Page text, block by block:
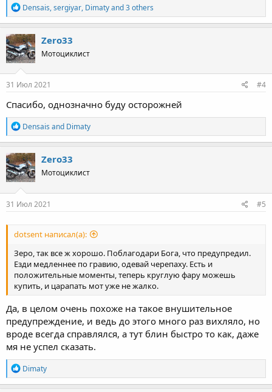
R
e
a
c
t
i
o
n
s
Densais,sergiyar, Dimatyand 3 others
Zero33
Мотоциклист
31 Июл 2021 #4
Спасибо, однозначно буду осторожней
R
e
a
c
t
i
o
n
s
Densais and Dimaty
Zero33
Мотоциклист
31 Июл 2021 #5
dotsent написал(а):
Зеро, так все ж хорошо. Поблагодари Бога, что предупредил.
Езди медленнее по гравию, одевай черепаху. Есть и
положительные моменты, теперь круглую фару можешь
купить, и царапать мот уже не жалко.
Да, в целом очень похоже на такое внушительное
предупреждение, и ведь до этого много раз вихляло, но
вроде всегда справлялся, а тут блин быстро то как, даже
мя не успел сказать.
R
e
a
Dimaty